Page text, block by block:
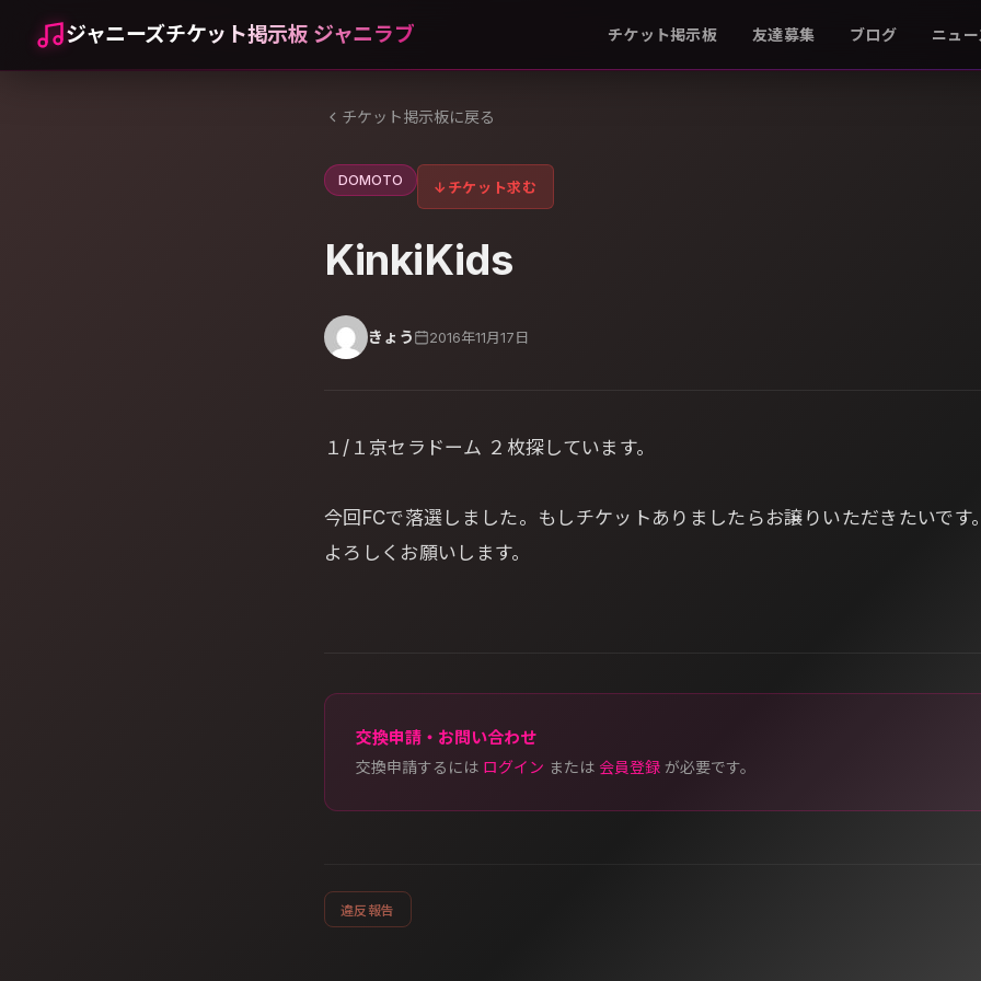
ジャニーズチケット掲示板 ジャニラブ チケット掲示板 友達募集 ブログ ニュ
チケット掲示板に戻る
DOMOTO ↓ チケット求む
KinkiKids
きょう 2016年11月17日
１/１京セラドーム ２枚探しています。
今回FCで落選しました。もしチケットありましたらお譲りいただきたいです
よろしくお願いします。
交換申請・お問い合わせ
交換申請するには ログイン または 会員登録 が必要です。
違反報告